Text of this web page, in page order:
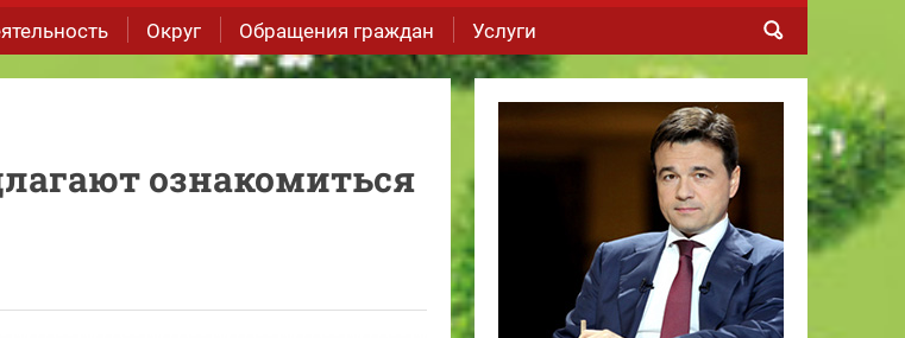
Округ Обращения граждан Услуги
ознакомиться